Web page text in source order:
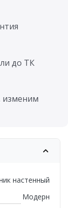
до ТК
изменим
настенный
Модерн